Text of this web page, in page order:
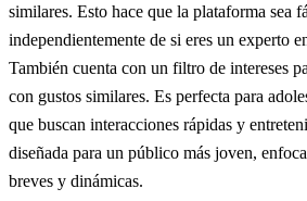
similares. Esto hace que la plataforma sea
independientemente de si eres un experto
También cuenta con un filtro de intereses
con gustos similares. Es perfecta para
que buscan interacciones rápidas y
diseñada para un público más joven,
breves y dinámicas.